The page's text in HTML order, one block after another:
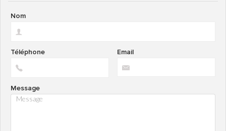
Nom
Email
Téléphone
Message